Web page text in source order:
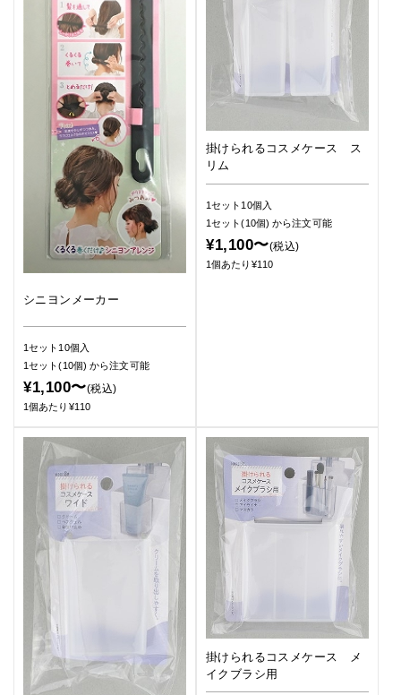
シニヨンメーカー
1セット10個入
1セット(10個)から注文可能
¥1,100〜(税込)
1個あたり¥110
掛けられるコスメケース ス
リム
1セット10個入
1セット(10個)から注文可能
¥1,100〜(税込)
1個あたり¥110
掛けられるコスメケース メ
イクブラシ用